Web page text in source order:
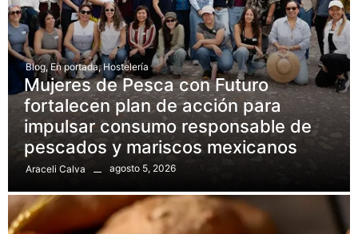
Blog, En portada, Hostelería
Mujeres de Pesca con Futuro
fortalecen plan de acción para
impulsar consumo responsable de
pescados y mariscos mexicanos
Araceli Calva agosto 5, 2026